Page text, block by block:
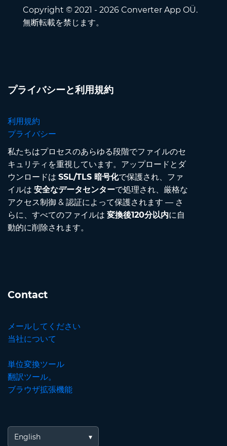
Copyright © 2021 - 2026 Converter App OÜ.
無断転載を禁じます。
プライバシーと利用規約
利用規約
プライバシー
私たちはプロセスのあらゆる段階でファイルのセ
キュリティを重視しています。アップロードとダ
ウンロードは SSL/TLS 暗号化で保護され、ファ
イルは 安全なデータセンターで処理され、厳格な
アクセス制御 & 認証によって保護されます — さ
らに、すべてのファイルは 変換後120分以内に自
動的に削除されます。
Contact
メールしてください
当社について
単位変換ツール
翻訳ツール。
ブラウザ拡張機能
English